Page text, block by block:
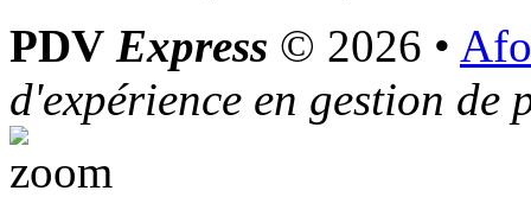
PDV Express © 2026 •
d'expérience en gestion de